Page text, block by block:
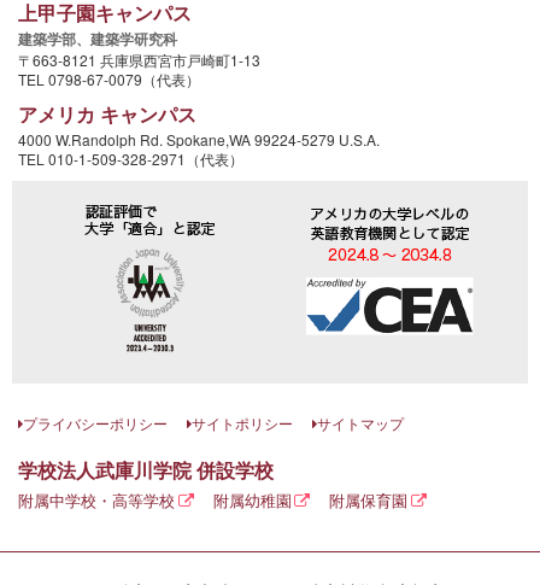
上甲子園キャンパス
建築学部、 建築学研究科
〒663-8121 兵庫県西宮市戸崎町1-13
TEL 0798-67-0079（代表）
アメリカ キャンパス
4000 W.Randolph Rd. Spokane,WA 99224-5279 U.S.A.
TEL 010-1-509-328-2971（代表）
プライバシーポリシー サイトポリシー サイトマップ
学校法人武庫川学院 併設学校
附属中学校・高等学校 附属幼稚園 附属保育園